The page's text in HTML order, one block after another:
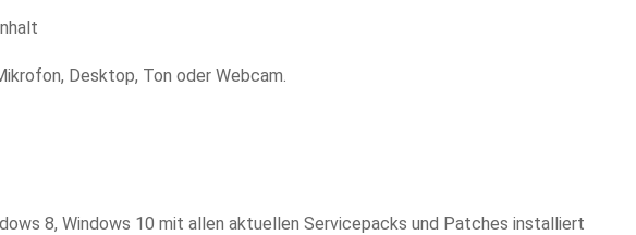
Desktop, Ton oder Webcam.
8, Windows 10 mit allen aktuellen Servicepacks und Patches installiert